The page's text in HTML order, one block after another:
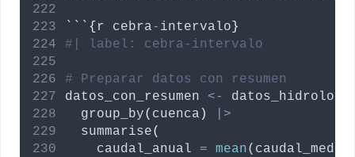
``` { r cebra- intervalo }
#| label: cebra-intervalo
# Preparar datos con resumen
datos_con_resumen
<-
  group_by
( cuenca )
|>
  summarise
(
caudal_anual
= mean( caudal_medio